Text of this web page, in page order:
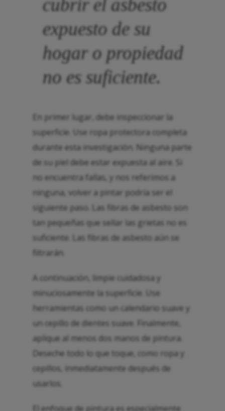
cubrir el asbesto
expuesto de su
hogar o propiedad
no es suficiente.
En primer lugar, debe inspeccionar la
superficie. Use ropa protectora completa
durante esta investigación. Ninguna parte
de su piel debe estar expuesta al aire. Si
no encuentra fallas, y nos referimos a
ninguna, volver a pintar podría ser el
siguiente paso. Las fibras de asbesto son
tan pequeñas que sellar las grietas no es
suficiente. Las fibras de asbesto aún se
filtrarán.
A continuación, limpie cuidadosa y
minuciosamente la superficie. Use
herramientas como un calendario suave y
un cepillo de dientes suave. Finalmente,
aplique al menos dos manos de pintura.
Deseche todo lo que toque, como ropa y
cepillos, inmediatamente después de
usarlos.
El enfoque de pintura es especialmente